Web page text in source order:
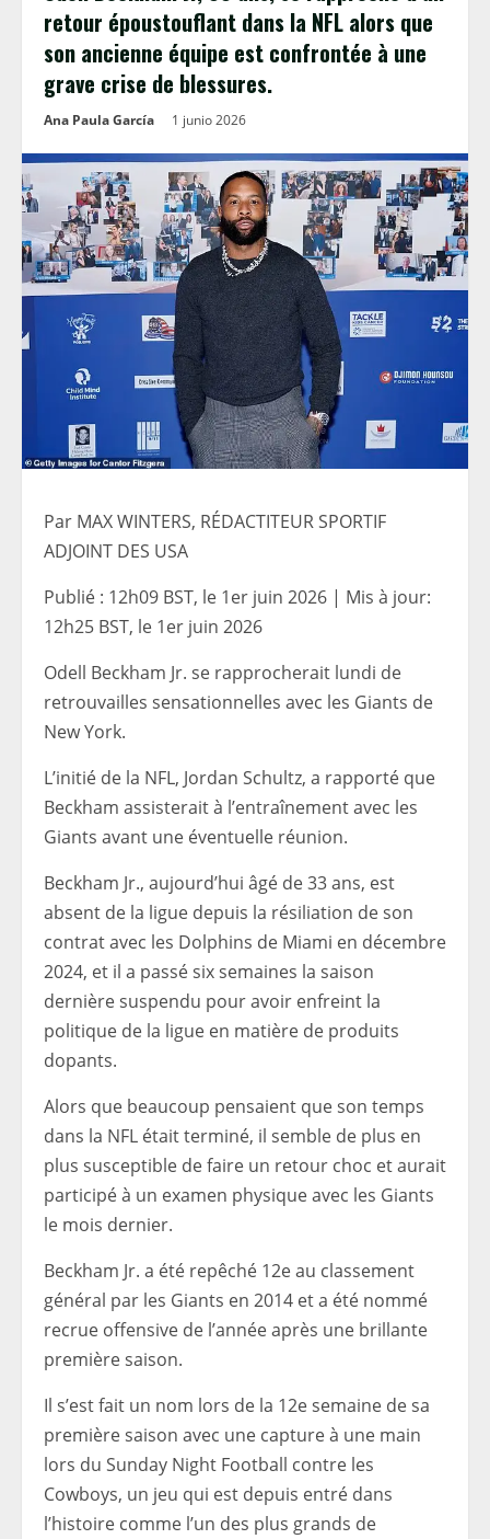
retour époustouflant dans la NFL alors que
son ancienne équipe est confrontée à une
grave crise de blessures.
Ana Paula García 1 junio 2026
Par MAX WINTERS, RÉDACTITEUR SPORTIF
ADJOINT DES USA
Publié : 12h09 BST, le 1er juin 2026 | Mis à jour:
12h25 BST, le 1er juin 2026
Odell Beckham Jr. se rapprocherait lundi de
retrouvailles sensationnelles avec les Giants de
New York.
L’initié de la NFL, Jordan Schultz, a rapporté que
Beckham assisterait à l’entraînement avec les
Giants avant une éventuelle réunion.
Beckham Jr., aujourd’hui âgé de 33 ans, est
absent de la ligue depuis la résiliation de son
contrat avec les Dolphins de Miami en décembre
2024, et il a passé six semaines la saison
dernière suspendu pour avoir enfreint la
politique de la ligue en matière de produits
dopants.
Alors que beaucoup pensaient que son temps
dans la NFL était terminé, il semble de plus en
plus susceptible de faire un retour choc et aurait
participé à un examen physique avec les Giants
le mois dernier.
Beckham Jr. a été repêché 12e au classement
général par les Giants en 2014 et a été nommé
recrue offensive de l’année après une brillante
première saison.
Il s’est fait un nom lors de la 12e semaine de sa
première saison avec une capture à une main
lors du Sunday Night Football contre les
Cowboys, un jeu qui est depuis entré dans
l’histoire comme l’un des plus grands de